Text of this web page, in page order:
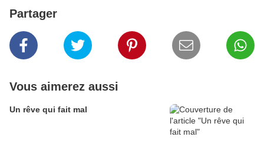
Partager
Vous aimerez aussi
Un rêve qui fait mal